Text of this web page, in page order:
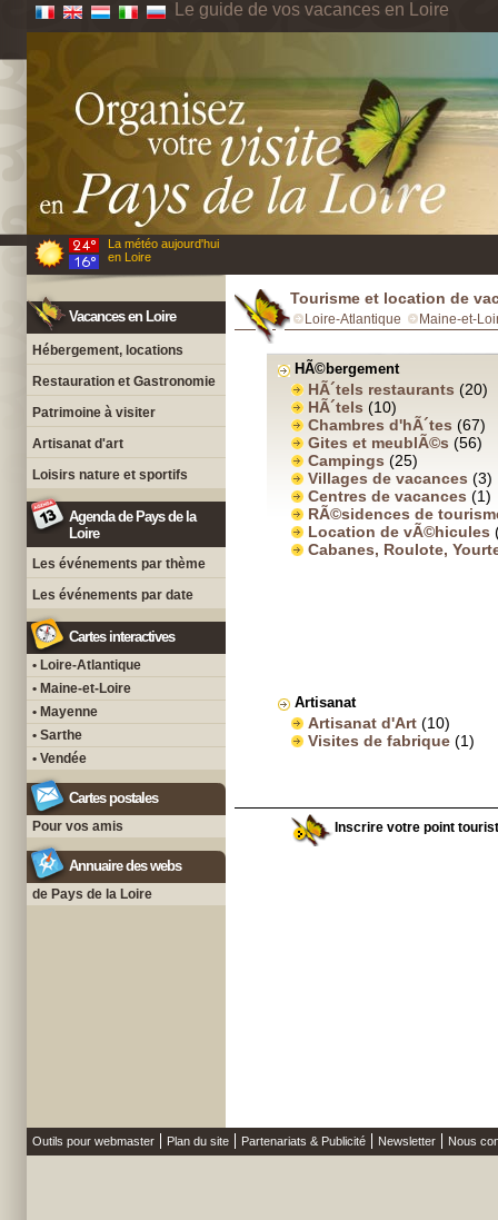
Le guide de vos vacances en Loire
La météo aujourd'hui
en Loire
Vacances en Loire
Hébergement, locations
Restauration et Gastronomie
Patrimoine à visiter
Artisanat d'art
Loisirs nature et sportifs
Agenda de Pays de la
Loire
Les événements par thème
Les événements par date
Cartes interactives
• Loire-Atlantique
• Maine-et-Loire
• Mayenne
• Sarthe
• Vendée
Cartes postales
Pour vos amis
Annuaire des webs
de Pays de la Loire
Tourisme et location de
Loire-Atlantique Maine-et-
HÃ©bergement
HÃ´tels restaurants (20)
HÃ´tels (10)
Chambres d'hÃ´tes (67)
Gites et meublÃ©s (56)
Campings (25)
Villages de vacances (3)
Centres de vacances (1)
RÃ©sidences de
Location de vÃ©hicules
Cabanes, Roulote,
Artisanat
Artisanat d'Art (10)
Visites de fabrique (1)
Inscrire votre point
Outils pour webmaster Plan du site Partenariats & Publicité Newsletter Nous